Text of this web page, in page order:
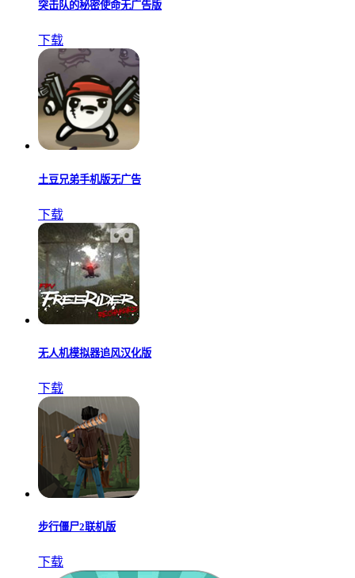
突击队的秘密使命无广告版
下载
土豆兄弟手机版无广告
下载
无人机模拟器追风汉化版
下载
步行僵尸2联机版
下载